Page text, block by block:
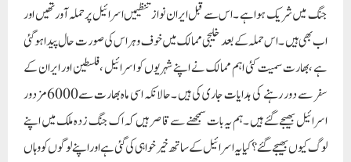
جنگ میں شریک ہوا ہے ۔اس سے قبل ایران نواز تنظیمیں اسرائیل پر حملہ آور تھیں اور
اب بھی ہیں ۔اس حملہ کے بعد خلیجی ممالک میں خوف و ہراس کی صورت حال پیدا ہوگئی
ہے ،بھارت سمیت کئی اہم ممالک نے اپنے شہریوں کو اسرائیل ،فلسطین اور ایران کے
سفر سے دور رہنے کی ہدایات جاری کی ہیں ۔حالانکہ اسی ماہ بھارت سے6000 مزدور
اسرائیل بھیجے گئے ہیں ۔ہم یہ بات سمجھنے سے قاصر ہیں کہ اک جنگ زدہ ملک میں اپنے
لوگ کیوں بھیجے گئے؟کیا یہ اسرائیل کے ساتھ خیر خواہی کی گئی ہے اور اپنے لوگوں کو وہاں